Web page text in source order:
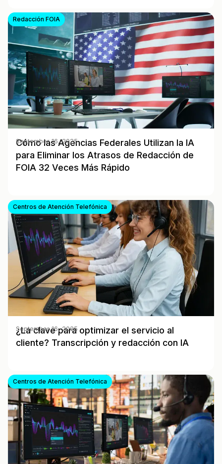
Redacción FOIA
Cómo las Agencias Federales Utilizan la IA
para Eliminar los Atrasos de Redacción de
FOIA 32 Veces Más Rápido
September 16, 2025
Centros de Atención Telefónica
¿La clave para optimizar el servicio al
cliente? Transcripción y redacción con IA
September 16, 2025
Centros de Atención Telefónica